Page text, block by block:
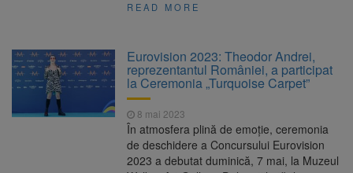
READ MORE
Eurovision 2023: Theodor Andrei,
reprezentantul României, a participat
la Ceremonia „Turquoise Carpet”
8 mai 2023
În atmosfera plină de emoţie, ceremonia
de deschidere a Concursului Eurovision
2023 a debutat duminică, 7 mai, la Muzeul